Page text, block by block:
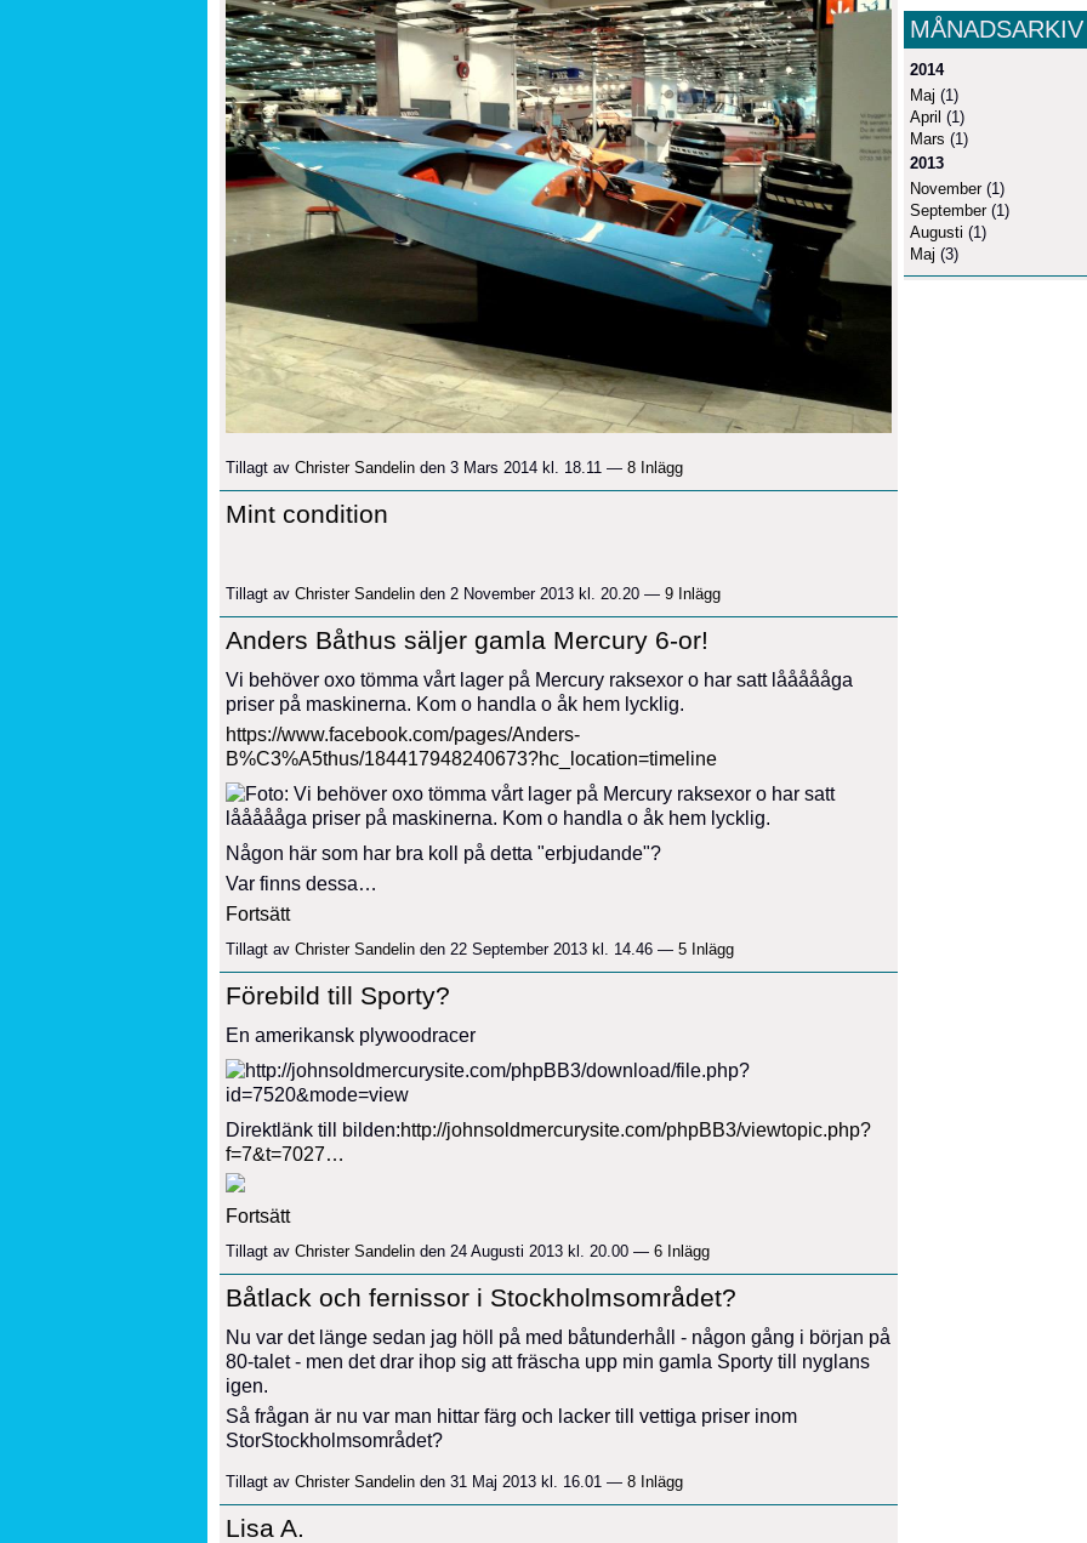
Tillagt av Christer Sandelin den 3 Mars 2014 kl. 18.11 — 8 Inlägg
Mint condition
Tillagt av Christer Sandelin den 2 November 2013 kl. 20.20 — 9 Inlägg
Anders Båthus säljer gamla Mercury 6-or!
Vi behöver oxo tömma vårt lager på Mercury raksexor o har satt låååååga
priser på maskinerna. Kom o handla o åk hem lycklig.
https://www.facebook.com/pages/Anders-
B%C3%A5thus/184417948240673?hc_location=timeline
Någon här som har bra koll på detta "erbjudande"?
Var finns dessa…
Fortsätt
Tillagt av Christer Sandelin den 22 September 2013 kl. 14.46 — 5 Inlägg
Förebild till Sporty?
En amerikansk plywoodracer
Direktlänk till bilden:http://johnsoldmercurysite.com/phpBB3/viewtopic.php?
f=7&t=7027…
Fortsätt
Tillagt av Christer Sandelin den 24 Augusti 2013 kl. 20.00 — 6 Inlägg
Båtlack och fernissor i Stockholmsområdet?
Nu var det länge sedan jag höll på med båtunderhåll - någon gång i början på
80-talet - men det drar ihop sig att fräscha upp min gamla Sporty till nyglans
igen.
Så frågan är nu var man hittar färg och lacker till vettiga priser inom
StorStockholmsområdet?
Tillagt av Christer Sandelin den 31 Maj 2013 kl. 16.01 — 8 Inlägg
Lisa A.
MÅNADSARKIV
2014
Maj (1)
April (1)
Mars (1)
2013
November(1)
September(1)
Augusti (1)
Maj (3)